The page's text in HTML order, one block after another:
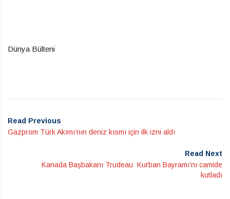
Dünya Bülteni
Read Previous
Gazprom Türk Akımı’nın deniz kısmı için ilk izni aldı
Read Next
Kanada Başbakanı Trudeau Kurban Bayramı’nı camide
kutladı